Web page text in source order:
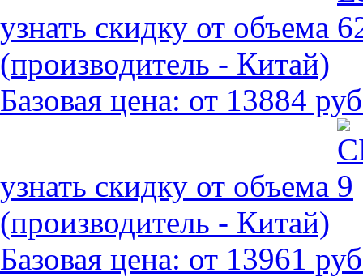
узнать скидку от объема
(производитель - Китай)
Базовая цена: от 13884
узнать скидку от объема
(производитель - Китай)
Базовая цена: от 13961